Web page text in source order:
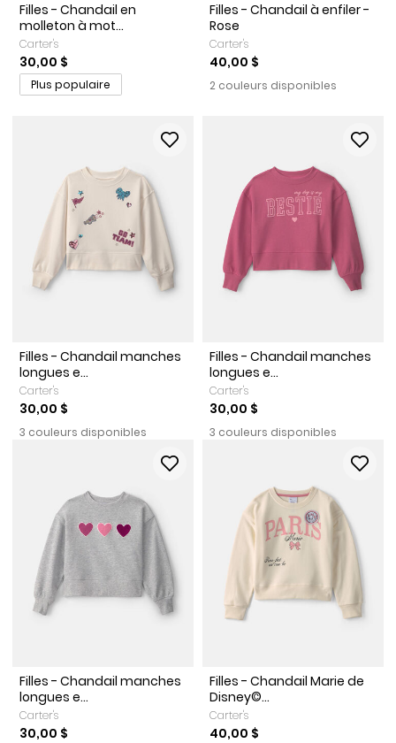
Filles - Chandail en
molleton à mot...
Carter's
30,00 $
Plus populaire
Filles - Chandail à enfiler -
Rose
Carter's
40,00 $
2 couleurs disponibles
Filles - Chandail manches
longues e...
Carter's
30,00 $
3 couleurs disponibles
Filles - Chandail manches
longues e...
Carter's
30,00 $
3 couleurs disponibles
Filles - Chandail manches
longues e...
Carter's
30,00 $
Filles - Chandail Marie de
Disney©...
Carter's
40,00 $